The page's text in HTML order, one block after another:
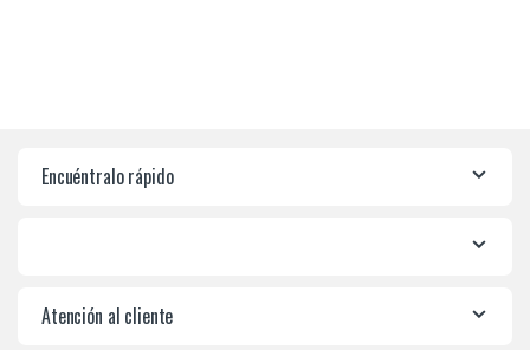
Encuéntralo rápido
Atención al cliente